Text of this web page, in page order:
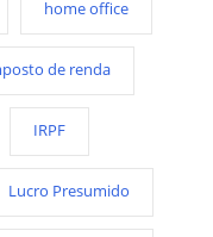
home office
de renda
IRPF
Lucro Presumido